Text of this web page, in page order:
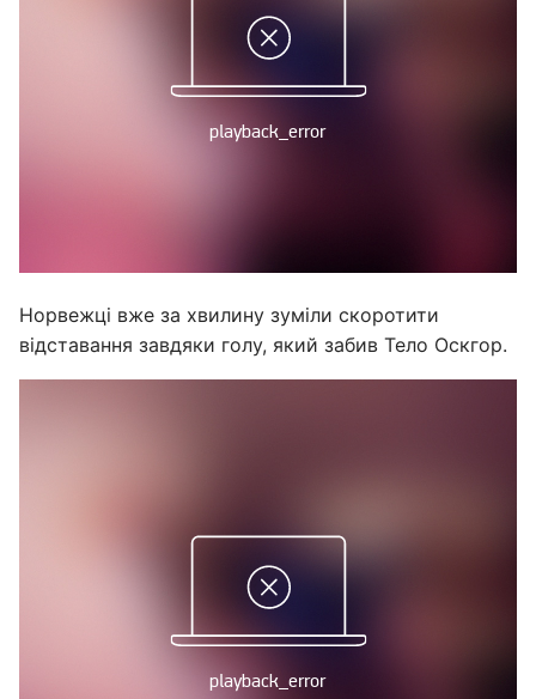
Норвежці вже за хвилину зуміли скоротити
відставання завдяки голу, який забив Тело Оскгор.